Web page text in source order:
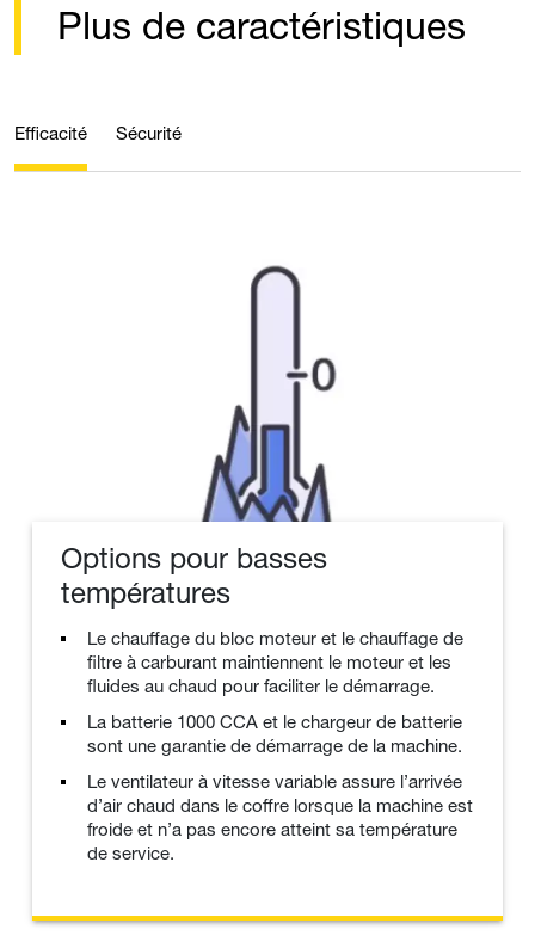
Plus de caractéristiques
Efficacité Sécurité
Options pour basses
températures
Le chauffage du bloc moteur et le chauffage de
filtre à carburant maintiennent le moteur et les
fluides au chaud pour faciliter le démarrage.
La batterie 1000 CCA et le chargeur de batterie
sont une garantie de démarrage de la machine.
Le ventilateur à vitesse variable assure l’arrivée
d’air chaud dans le coffre lorsque la machine est
froide et n’a pas encore atteint sa température
de service.